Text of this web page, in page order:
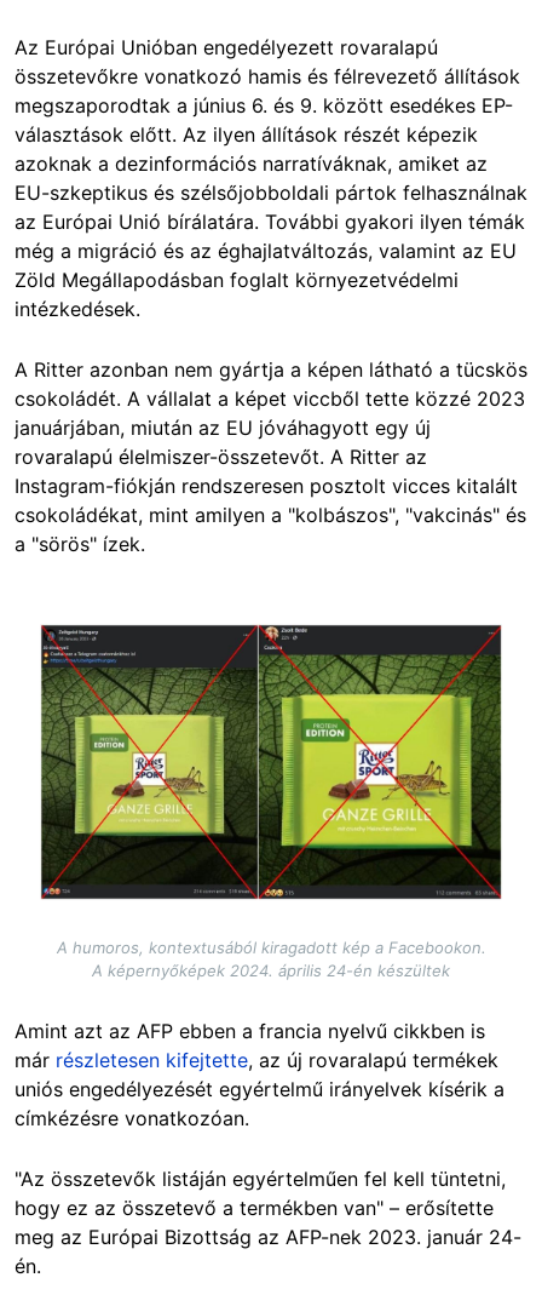
Az Európai Unióban engedélyezett rovaralapú
összetevőkre vonatkozó hamis és félrevezető állítások
megszaporodtak a június 6. és 9. között esedékes EP-
választások előtt. Az ilyen állítások részét képezik
azoknak a dezinformációs narratíváknak, amiket az
EU-szkeptikus és szélsőjobboldali pártok felhasználnak
az Európai Unió bírálatára. További gyakori ilyen témák
még a migráció és az éghajlatváltozás, valamint az EU
Zöld Megállapodásban foglalt környezetvédelmi
intézkedések.
A Ritter azonban nem gyártja a képen látható a tücskös
csokoládét. A vállalat a képet viccből tette közzé 2023
januárjában, miután az EU jóváhagyott egy új
rovaralapú élelmiszer-összetevőt. A Ritter az
Instagram-fiókján rendszeresen posztolt vicces kitalált
csokoládékat, mint amilyen a "kolbászos", "vakcinás" és
a "sörös" ízek.
Image
A humoros, kontextusából kiragadott kép a Facebookon.
A képernyőképek 2024. április 24-én készültek
Amint azt az AFP ebben a francia nyelvű cikkben is
már részletesen kifejtette, az új rovaralapú termékek
uniós engedélyezését egyértelmű irányelvek kísérik a
címkézésre vonatkozóan.
"Az összetevők listáján egyértelműen fel kell tüntetni,
hogy ez az összetevő a termékben van" – erősítette
meg az Európai Bizottság az AFP-nek 2023. január 24-
én.